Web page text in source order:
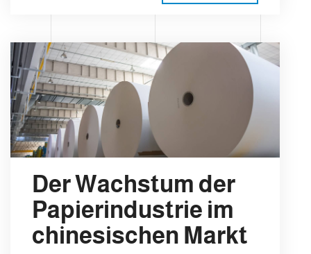
Der Wachstum der
Papierindustrie im
chinesischen Markt